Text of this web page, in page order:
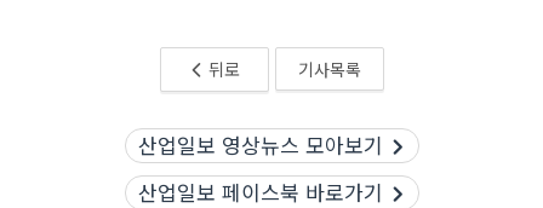
뒤로 기사목록
산업일보 영상뉴스 모아보기
산업일보 페이스북 바로가기